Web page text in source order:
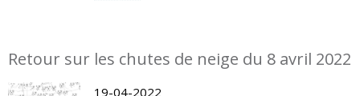
Retour sur les chutes de neige du 8 avril 2022
19-04-2022